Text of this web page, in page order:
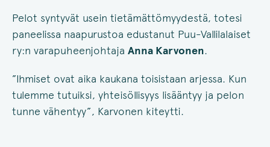
Pelot syntyvät usein tietämättömyydestä, totesi
paneelissa naapurustoa edustanut Puu-Vallilalaiset
ry:n varapuheenjohtaja Anna Karvonen.
”Ihmiset ovat aika kaukana toisistaan arjessa. Kun
tulemme tutuiksi, yhteisöllisyys lisääntyy ja pelon
tunne vähentyy”, Karvonen kiteytti.